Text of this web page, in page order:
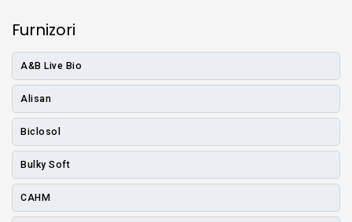
Furnizori
A&B Live Bio
Alisan
Biclosol
Bulky Soft
CAHM